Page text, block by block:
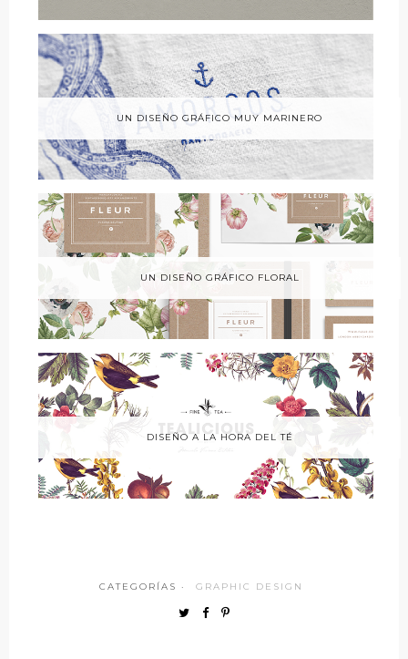
UN DISEÑO GRÁFICO MUY MARINERO
UN DISEÑO GRÁFICO FLORAL
DISEÑO A LA HORA DEL TÉ
CATEGORÍAS · GRAPHIC DESIGN